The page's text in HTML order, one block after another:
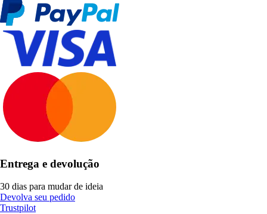
Entrega e devolução
30 dias para mudar de ideia
Devolva seu pedido
Trustpilot